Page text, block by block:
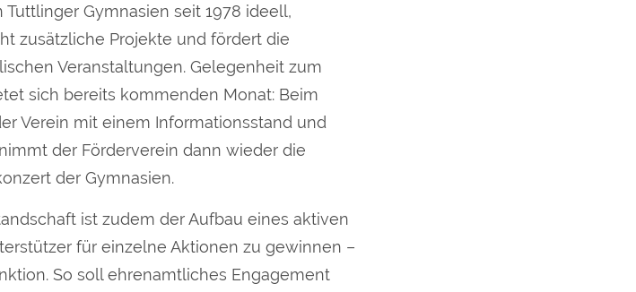
Gymnasien seit 1978 ideell,
zusätzliche Projekte und fördert die
Veranstaltungen. Gelegenheit zum
sich bereits kommenden Monat: Beim
Verein mit einem Informationsstand und
der Förderverein dann wieder die
der Gymnasien.
ist zudem der Aufbau eines aktiven
für einzelne Aktionen zu gewinnen –
So soll ehrenamtliches Engagement